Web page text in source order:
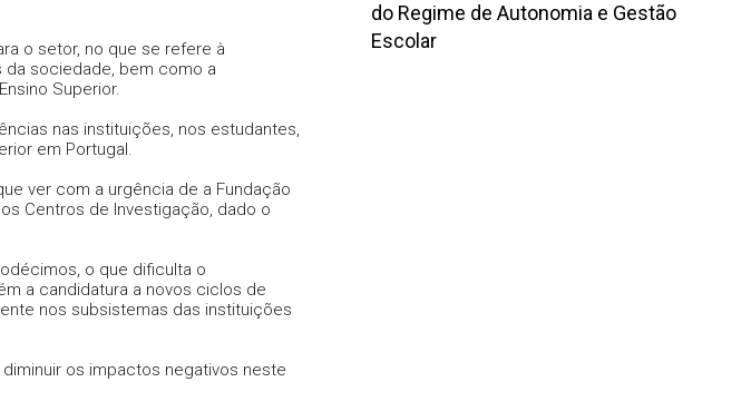
o setor, no que se refere à
da sociedade, bem como a
Superior.
nas instituições, nos estudantes,
em Portugal.
ver com a urgência de a Fundação
Centros de Investigação, dado o
o que dificulta o
a candidatura a novos ciclos de
nos subsistemas das instituições
os impactos negativos neste
do Regime de Autonomia e Gestão
Escolar